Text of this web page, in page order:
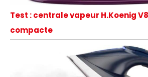
Test : centrale vapeur H.Koenig
compacte